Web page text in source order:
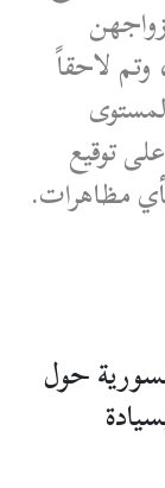
لاحقاً
توقيع
مظاهرات.
حول